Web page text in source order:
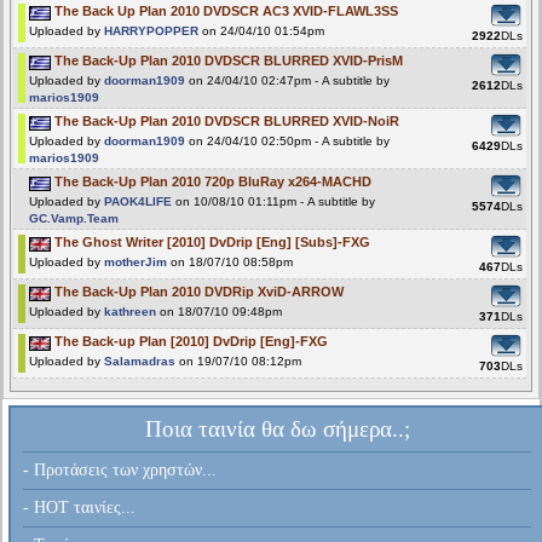
The Back Up Plan 2010 DVDSCR AC3 XVID-FLAWL3SS
Uploaded by HARRYPOPPER on 24/04/10 01:54pm 2922DLs
The Back-Up Plan 2010 DVDSCR BLURRED XVID-PrisM
Uploaded by doorman1909 on 24/04/10 02:47pm - A subtitle by
marios1909
2612DLs
The Back-Up Plan 2010 DVDSCR BLURRED XVID-NoiR
Uploaded by doorman1909 on 24/04/10 02:50pm - A subtitle by
marios1909
6429DLs
The Back-Up Plan 2010 720p BluRay x264-MACHD
Uploaded by PAOK4LIFE on 10/08/10 01:11pm - A subtitle by
GC.Vamp.Team
5574DLs
The Ghost Writer [2010] DvDrip [Eng] [Subs]-FXG
Uploaded by motherJim on 18/07/10 08:58pm 467DLs
The Back-Up Plan 2010 DVDRip XviD-ARROW
Uploaded by kathreen on 18/07/10 09:48pm 371DLs
The Back-up Plan [2010] DvDrip [Eng]-FXG
Uploaded by Salamadras on 19/07/10 08:12pm 703DLs
Ποια ταινία θα δω σήμερα..;
- Προτάσεις των χρηστών...
- HOT ταινίες...